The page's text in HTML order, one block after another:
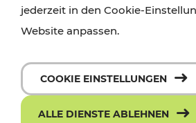
jederzeit in den Cookie-
Website anpassen.
COOKIE EINSTELLUNGEN
ALLE DIENSTE ABLEHNEN